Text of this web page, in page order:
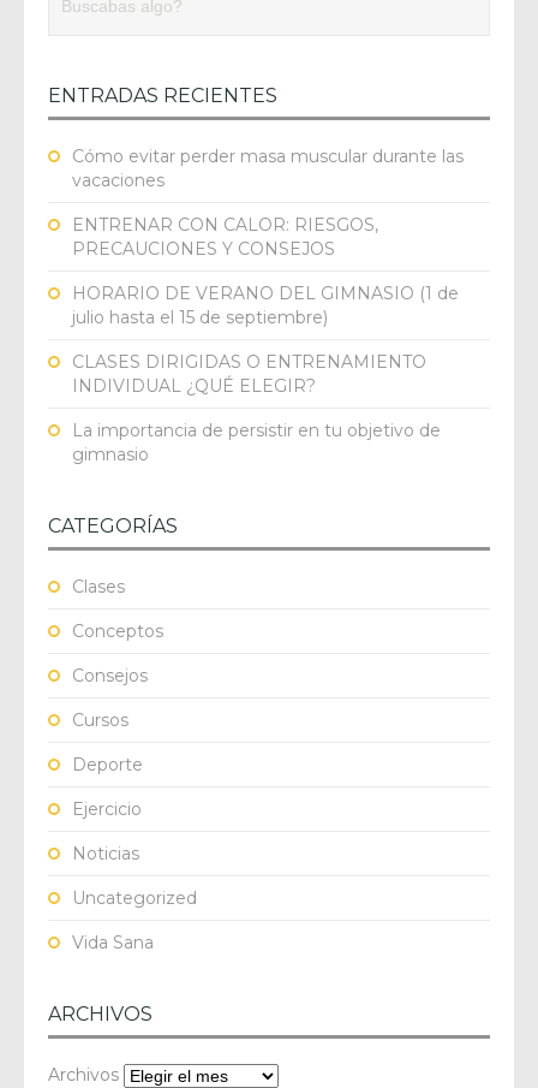
ENTRADAS RECIENTES
Cómo evitar perder masa muscular durante las
vacaciones
ENTRENAR CON CALOR: RIESGOS,
PRECAUCIONES Y CONSEJOS
HORARIO DE VERANO DEL GIMNASIO (1 de
julio hasta el 15 de septiembre)
CLASES DIRIGIDAS O ENTRENAMIENTO
INDIVIDUAL ¿QUÉ ELEGIR?
La importancia de persistir en tu objetivo de
gimnasio
CATEGORÍAS
Clases
Conceptos
Consejos
Cursos
Deporte
Ejercicio
Noticias
Uncategorized
Vida Sana
ARCHIVOS
Archivos